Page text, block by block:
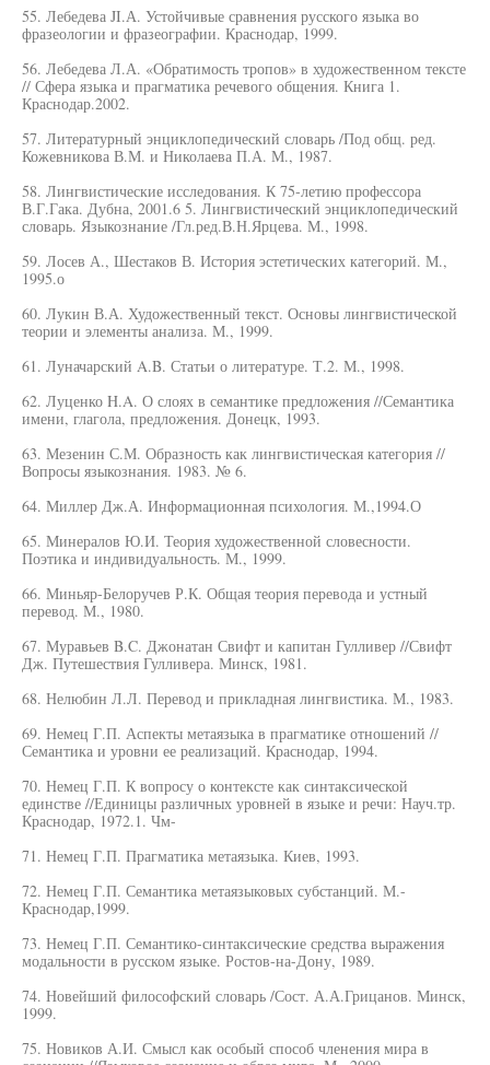
55. Лебедева JI.А. Устойчивые сравнения русского языка во
фразеологии и фразеографии. Краснодар, 1999.
56. Лебедева Л.А. «Обратимость тропов» в художественном тексте
// Сфера языка и прагматика речевого общения. Книга 1.
Краснодар.2002.
57. Литературный энциклопедический словарь /Под общ. ред.
Кожевникова В.М. и Николаева П.А. М., 1987.
58. Лингвистические исследования. К 75-летию профессора
В.Г.Гака. Дубна, 2001.6 5. Лингвистический энциклопедический
словарь. Языкознание /Гл.ред.В.Н.Ярцева. М., 1998.
59. Лосев А., Шестаков В. История эстетических категорий. М.,
1995.о
60. Лукин В.А. Художественный текст. Основы лингвистической
теории и элементы анализа. М., 1999.
61. Луначарский A.B. Статьи о литературе. Т.2. М., 1998.
62. Луценко H.A. О слоях в семантике предложения //Семантика
имени, глагола, предложения. Донецк, 1993.
63. Мезенин С.М. Образность как лингвистическая категория //
Вопросы языкознания. 1983. № 6.
64. Миллер Дж.А. Информационная психология. М.,1994.О
65. Минералов Ю.И. Теория художественной словесности.
Поэтика и индивидуальность. М., 1999.
66. Миньяр-Белоручев Р.К. Общая теория перевода и устный
перевод. М., 1980.
67. Муравьев B.C. Джонатан Свифт и капитан Гулливер //Свифт
Дж. Путешествия Гулливера. Минск, 1981.
68. Нелюбин Л.Л. Перевод и прикладная лингвистика. М., 1983.
69. Немец Г.П. Аспекты метаязыка в прагматике отношений //
Семантика и уровни ее реализаций. Краснодар, 1994.
70. Немец Г.П. К вопросу о контексте как синтаксической
единстве //Единицы различных уровней в языке и речи: Науч.тр.
Краснодар, 1972.1. Чм-
71. Немец Г.П. Прагматика метаязыка. Киев, 1993.
72. Немец Г.П. Семантика метаязыковых субстанций. М.-
Краснодар,1999.
73. Немец Г.П. Семантико-синтаксические средства выражения
модальности в русском языке. Ростов-на-Дону, 1989.
74. Новейший философский словарь /Сост. А.А.Грицанов. Минск,
1999.
75. Новиков А.И. Смысл как особый способ членения мира в